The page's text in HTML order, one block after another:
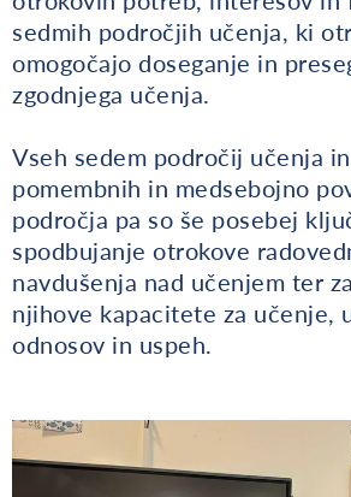
sedmih področjih učenja, ki
omogočajo doseganje in
zgodnjega učenja.
Vseh sedem področij učenja
pomembnih in medsebojno
področja pa so še posebej
spodbujanje otrokove
navdušenja nad učenjem ter
njihove kapacitete za učenje,
odnosov in uspeh.